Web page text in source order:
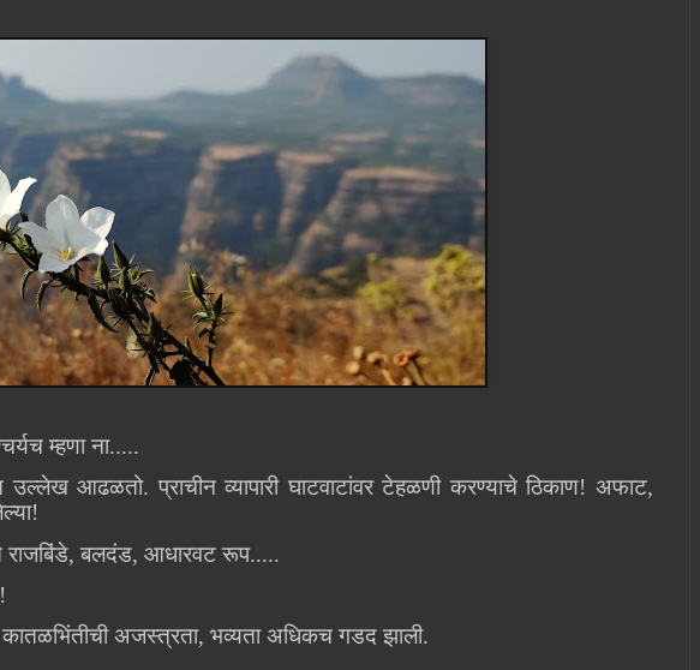
म्हणा ना.....
आढळतो. प्राचीन व्यापारी घाटवाटांवर टेहळणी करण्याचे ठिकाण! अफाट,
बलदंड, आधारवट रूप.....
अजस्त्रता, भव्यता अधिकच गडद झाली.